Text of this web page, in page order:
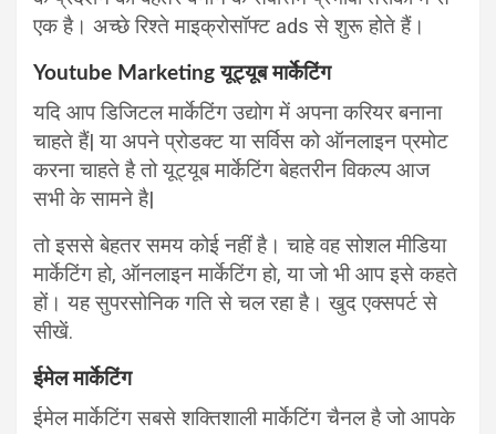
एक है। अच्छे रिश्ते माइक्रोसॉफ्ट ads से शुरू होते हैं।
Youtube Marketing यूट्यूब मार्केटिंग
यदि आप डिजिटल मार्केटिंग उद्योग में अपना करियर बनाना
चाहते हैं| या अपने प्रोडक्ट या सर्विस को ऑनलाइन प्रमोट
करना चाहते है तो यूट्यूब मार्केटिंग बेहतरीन विकल्प आज
सभी के सामने है|
तो इससे बेहतर समय कोई नहीं है। चाहे वह सोशल मीडिया
मार्केटिंग हो, ऑनलाइन मार्केटिंग हो, या जो भी आप इसे कहते
हों। यह सुपरसोनिक गति से चल रहा है। खुद एक्सपर्ट से
सीखें.
ईमेल मार्केटिंग
ईमेल मार्केटिंग सबसे शक्तिशाली मार्केटिंग चैनल है जो आपके